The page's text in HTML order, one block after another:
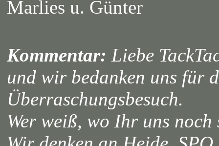
Marlies u. Günter
Kommentar: Liebe
und wir bedanken uns für
Überraschungsbesuch.
Wer weiß, wo Ihr uns